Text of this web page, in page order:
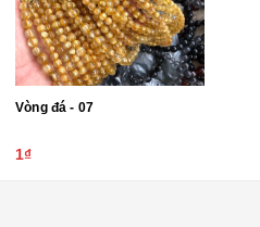
Vòng đá - 07
1₫